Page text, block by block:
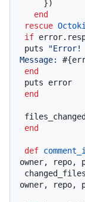
end
rescue
if
puts
"Error!
Message:
end
end
end
def
owner, repo,
owner, repo,